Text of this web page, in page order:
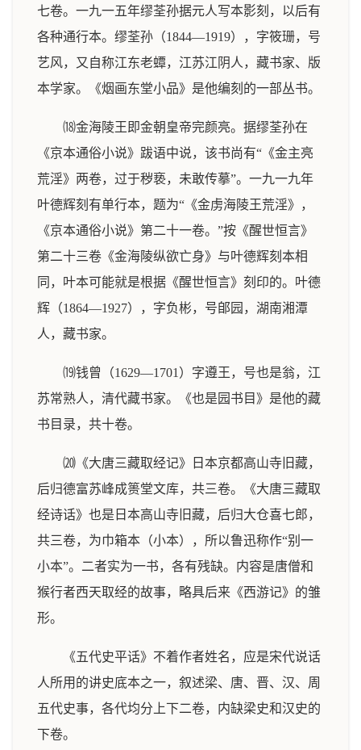
七卷。一九一五年缪荃孙据元人写本影刻，以后有
各种通行本。缪荃孙（1844—1919），字筱珊，号
艺风，又自称江东老蟫，江苏江阴人，藏书家、版
本学家。《烟画东堂小品》是他编刻的一部丛书。
⒅金海陵王即金朝皇帝完颜亮。据缪荃孙在
《京本通俗小说》跋语中说，该书尚有“《金主亮
荒淫》两卷，过于秽亵，未敢传摹”。一九一九年
叶德辉刻有单行本，题为“《金虏海陵王荒淫》，
《京本通俗小说》第二十一卷。”按《醒世恒言》
第二十三卷《金海陵纵欲亡身》与叶德辉刻本相
同，叶本可能就是根据《醒世恒言》刻印的。叶德
辉（1864—1927），字负彬，号郋园，湖南湘潭
人，藏书家。
⒆钱曾（1629—1701）字遵王，号也是翁，江
苏常熟人，清代藏书家。《也是园书目》是他的藏
书目录，共十卷。
⒇《大唐三藏取经记》日本京都高山寺旧藏，
后归德富苏峰成篑堂文库，共三卷。《大唐三藏取
经诗话》也是日本高山寺旧藏，后归大仓喜七郎，
共三卷，为巾箱本（小本），所以鲁迅称作“别一
小本”。二者实为一书，各有残缺。内容是唐僧和
猴行者西天取经的故事，略具后来《西游记》的雏
形。
《五代史平话》不着作者姓名，应是宋代说话
人所用的讲史底本之一，叙述梁、唐、晋、汉、周
五代史事，各代均分上下二卷，内缺梁史和汉史的
下卷。